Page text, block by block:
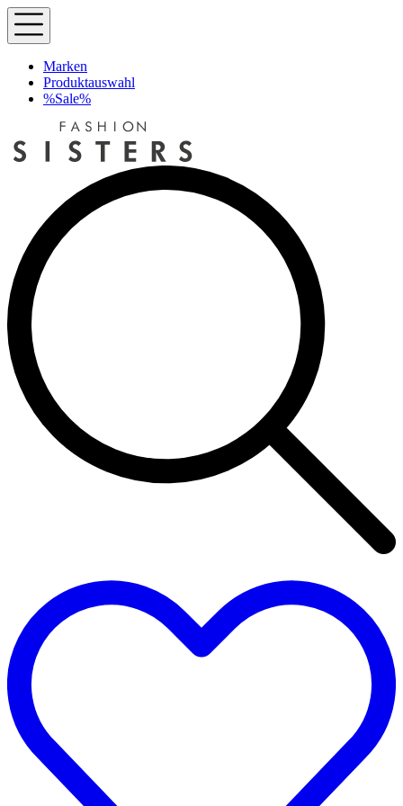
Marken
Produktauswahl
%Sale%